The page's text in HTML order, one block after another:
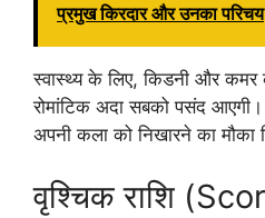
प्रमुख किरदार और उनका परिचय
स्वास्थ्य के लिए, किडनी और कमर
रोमांटिक अदा सबको पसंद आएगी।
अपनी कला को निखारने का मौका
वृश्चिक राशि